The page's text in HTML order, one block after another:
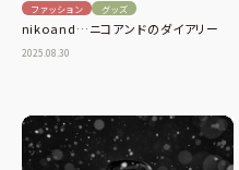
ファッション グッズ
nikoand…ニコアンドのダイアリー
2025.08.30